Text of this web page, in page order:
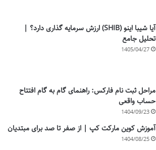
آیا شیبا اینو (SHIB) ارزش سرمایه گذاری دارد؟ |
تحلیل جامع
1405/04/27
مراحل ثبت نام فارکس: راهنمای گام به گام افتتاح
حساب واقعی
1404/09/23
آموزش کوین مارکت کپ | از صفر تا صد برای مبتدیان
1404/08/25